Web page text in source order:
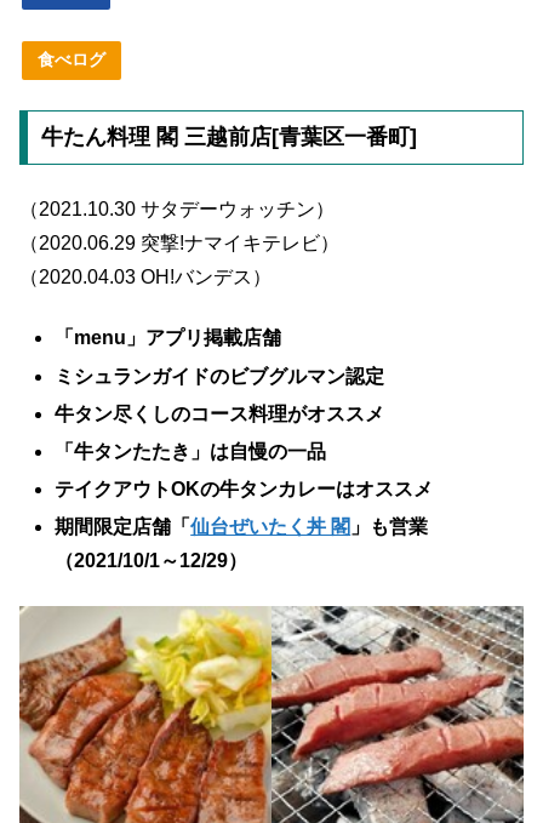
食べログ
牛たん料理 閣 三越前店[青葉区一番町]
（2021.10.30 サタデーウォッチン）
（2020.06.29 突撃!ナマイキテレビ）
（2020.04.03 OH!バンデス）
「menu」アプリ掲載店舗
ミシュランガイドのビブグルマン認定
牛タン尽くしのコース料理がオススメ
「牛タンたたき」は自慢の一品
テイクアウトOKの牛タンカレーはオススメ
期間限定店舗「仙台ぜいたく丼 閣 」も営業
（2021/10/1～12/29）